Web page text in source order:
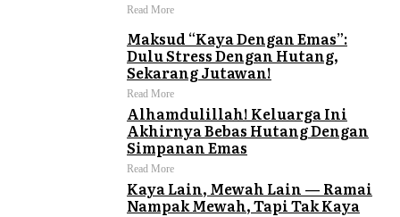
Read More
Maksud “Kaya Dengan Emas”:
Dulu Stress Dengan Hutang,
Sekarang Jutawan!
Read More
Alhamdulillah! Keluarga Ini
Akhirnya Bebas Hutang Dengan
Simpanan Emas
Read More
Kaya Lain, Mewah Lain — Ramai
Nampak Mewah, Tapi Tak Kaya